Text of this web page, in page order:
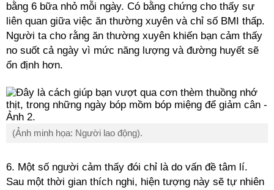
bằng 6 bữa nhỏ mỗi ngày. Có bằng chứng cho thấy sự
liên quan giữa việc ăn thường xuyên và chỉ số BMI thấp.
Người ta cho rằng ăn thường xuyên khiến bạn cảm thấy
no suốt cả ngày vì mức năng lượng và đường huyết sẽ
ổn định hơn.
(Ảnh minh họa: Người lao động).
6. Một số người cảm thấy đói chỉ là do vấn đề tâm lí.
Sau một thời gian thích nghi, hiện tượng này sẽ tự nhiên